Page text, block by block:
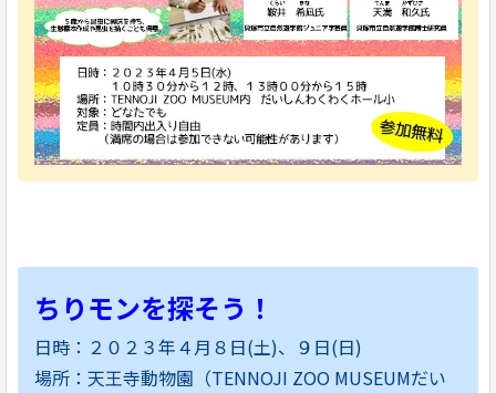
ちりモンを探そう！
日時：２０２３年４月８日(土)、９日(日)
場所：天王寺動物園（TENNOJI ZOO MUSEUMだい